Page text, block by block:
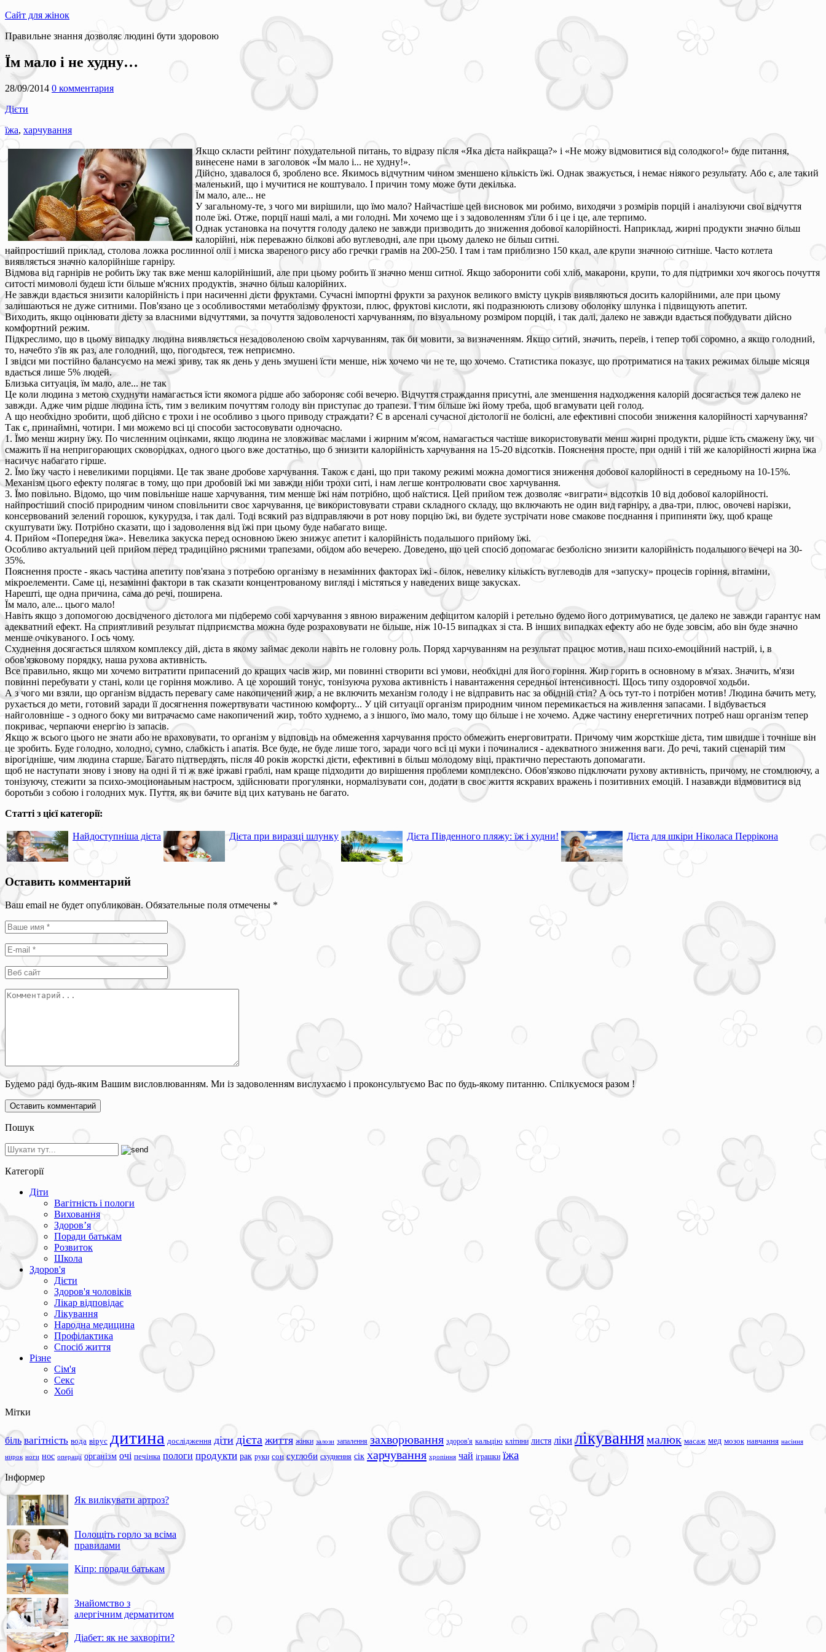
Сайт для жінок
Правильне знання дозволяє людині бути здоровою
Їм мало і не худну…
28/09/2014 0 комментария
Дієти
їжа, харчування
Якщо скласти рейтинг похудательной питань, то відразу після «Яка дієта найкраща?» і «Не можу відмовитися від солодкого!» буде питання,
винесене нами в заголовок «Їм мало і... не худну!».
Дійсно, здавалося б, зроблено все. Якимось відчутним чином зменшено кількість їжі. Однак зважується, і немає ніякого результату. Або є, але такий
маленький, що і мучитися не коштувало. І причин тому може бути декілька.
Їм мало, але... не
У загальному-те, з чого ми вирішили, що їмо мало? Найчастіше цей висновок ми робимо, виходячи з розмірів порцій і аналізуючи свої відчуття
поле їжі. Отже, порції наші малі, а ми голодні. Ми хочемо ще і з задоволенням з'їли б і це і це, але терпимо.
Однак установка на почуття голоду далеко не завжди призводить до зниження добової калорійності. Наприклад, жирні продукти значно більш
калорійні, ніж переважно білкові або вуглеводні, але при цьому далеко не більш ситні.
найпростіший приклад, столова ложка рослинної олії і миска звареного рису або гречки грамів на 200-250. І там і там приблизно 150 ккал, але крупи значною ситніше. Часто котлета
виявляється значно калорійніше гарніру.
Відмова від гарнірів не робить їжу так вже менш калорійніший, але при цьому робить її значно менш ситної. Якщо заборонити собі хліб, макарони, крупи, то для підтримки хоч якогось почуття
ситості мимоволі будеш їсти більше м'ясних продуктів, значно більш калорійних.
Не завжди вдається знизити калорійність і при насиченні дієти фруктами. Сучасні імпортні фрукти за рахунок великого вмісту цукрів виявляються досить калорійними, але при цьому
залишаються не дуже ситними. Пов'язано це з особливостями метаболізму фруктози, плюс, фруктові кислоти, які подразнюють слизову оболонку шлунка і підвищують апетит.
Виходить, якщо оцінювати дієту за власними відчуттями, за почуття задоволеності харчуванням, по візуальному розміром порцій, і так далі, далеко не завжди вдається побудувати дійсно
комфортний режим.
Підкреслимо, що в цьому випадку людина виявляється незадоволеною своїм харчуванням, так би мовити, за визначенням. Якщо ситий, значить, переїв, і тепер тобі соромно, а якщо голодний,
то, начебто з'їв як раз, але голодний, що, погодьтеся, теж неприємно.
І звідси ми постійно балансуємо на межі зриву, так як день у день змушені їсти менше, ніж хочемо чи не те, що хочемо. Статистика показує, що протриматися на таких режимах більше місяця
вдається лише 5% людей.
Близька ситуація, їм мало, але... не так
Це коли людина з метою схуднути намагається їсти якомога рідше або забороняє собі вечерю. Відчуття страждання присутні, але зменшення надходження калорій досягається теж далеко не
завжди. Адже чим рідше людина їсть, тим з великим почуттям голоду він приступає до трапези. І тим більше їжі йому треба, щоб вгамувати цей голод.
А що необхідно зробити, щоб дійсно є трохи і не особливо з цього приводу страждати? Є в арсеналі сучасної дієтології не болісні, але ефективні способи зниження калорійності харчування?
Так є, принаймні, чотири. І ми можемо всі ці способи застосовувати одночасно.
1. Їмо менш жирну їжу. По численним оцінками, якщо людина не зловживає маслами і жирним м'ясом, намагається частіше використовувати менш жирні продукти, рідше їсть смажену їжу, чи
смажить її на непригорающих сковорідках, одного цього вже достатньо, що б знизити калорійність харчування на 15-20 відсотків. Пояснення просте, при одній і тій же калорійності жирна їжа
насичує набагато гірше.
2. Їмо їжу часто і невеликими порціями. Це так зване дробове харчування. Також є дані, що при такому режимі можна домогтися зниження добової калорійності в середньому на 10-15%.
Механізм цього ефекту полягає в тому, що при дробовій їжі ми завжди ніби трохи ситі, і нам легше контролювати своє харчування.
3. Їмо повільно. Відомо, що чим повільніше наше харчування, тим менше їжі нам потрібно, щоб наїстися. Цей прийом теж дозволяє «виграти» відсотків 10 від добової калорійності.
найпростіший спосіб природним чином сповільнити своє харчування, це використовувати страви складного складу, що включають не один вид гарніру, а два-три, плюс, овочеві нарізки,
консервований зелений горошок, кукурудза, і так далі. Тоді всякий раз відправляючи в рот нову порцію їжі, ви будете зустрічати нове смакове поєднання і припиняти їжу, щоб краще
скуштувати їжу. Потрібно сказати, що і задоволення від їжі при цьому буде набагато вище.
4. Прийом «Попередня їжа». Невелика закуска перед основною їжею знижує апетит і калорійність подальшого прийому їжі.
Особливо актуальний цей прийом перед традиційно рясними трапезами, обідом або вечерею. Доведено, що цей спосіб допомагає безболісно знизити калорійність подальшого вечері на 30-
35%.
Пояснення просте - якась частина апетиту пов'язана з потребою організму в незамінних факторах їжі - білок, невелику кількість вуглеводів для «запуску» процесів горіння, вітаміни,
мікроелементи. Саме ці, незамінні фактори в так сказати концентрованому вигляді і містяться у наведених вище закусках.
Нарешті, ще одна причина, сама до речі, поширена.
Їм мало, але... цього мало!
Навіть якщо з допомогою досвідченого дієтолога ми підберемо собі харчування з явною вираженим дефіцитом калорій і ретельно будемо його дотримуватися, це далеко не завжди гарантує нам
адекватний ефект. На сприятливий результат підприємства можна буде розраховувати не більше, ніж 10-15 випадках зі ста. В інших випадках ефекту або не буде зовсім, або він буде значно
менше очікуваного. І ось чому.
Схуднення досягається шляхом комплексу дій, дієта в якому займає деколи навіть не головну роль. Поряд харчуванням на результат працює мотив, наш психо-емоційний настрій, і, в
обов'язковому порядку, наша рухова активність.
Все правильно, якщо ми хочемо витратити припасений до кращих часів жир, ми повинні створити всі умови, необхідні для його горіння. Жир горить в основному в м'язах. Значить, м'язи
повинні перебувати у стані, коли це горіння можливо. А це хороший тонус, тонізуюча рухова активність і навантаження середньої інтенсивності. Щось типу оздоровчої ходьби.
А з чого ми взяли, що організм віддасть перевагу саме накопичений жир, а не включить механізм голоду і не відправить нас за обідній стіл? А ось тут-то і потрібен мотив! Людина бачить мету,
рухається до мети, готовий заради її досягнення пожертвувати частиною комфорту... У цій ситуації організм природним чином перемикається на живлення запасами. І відбувається
найголовніше - з одного боку ми витрачаємо саме накопичений жир, тобто худнемо, а з іншого, їмо мало, тому що більше і не хочемо. Адже частину енергетичних потреб наш організм тепер
покриває, черпаючи енергію із запасів.
Якщо ж всього цього не знати або не враховувати, то організм у відповідь на обмеження харчування просто обмежить енерговитрати. Причому чим жорсткіше дієта, тим швидше і точніше він
це зробить. Буде голодно, холодно, сумно, слабкість і апатія. Все буде, не буде лише того, заради чого всі ці муки і починалися - адекватного зниження ваги. До речі, такий сценарій тим
вірогідніше, чим людина старше. Багато підтвердять, після 40 років жорсткі дієти, ефективні в більш молодому віці, практично перестають допомагати.
щоб не наступати знову і знову на одні й ті ж вже іржаві граблі, нам краще підходити до вирішення проблеми комплексно. Обов'язково підключати рухову активність, причому, не стомлюючу, а
тонізуючу, стежити за психо-эмоционаьным настроєм, здійснювати прогулянки, нормалізувати сон, додати в своє життя яскравих вражень і позитивних емоцій. І назавжди відмовитися від
боротьби з собою і голодних мук. Пуття, як ви бачите від цих катувань не багато.
Статті з цієї категорії:
Найдоступніша дієта Дієта при виразці шлунку Дієта Південного пляжу: їж і худни! Дієта для шкіри Ніколаса Перрікона
Оставить комментарий
Ваш email не будет опубликован. Обязательные поля отмечены *
Будемо раді будь-яким Вашим висловлюванням. Ми із задоволенням вислухаємо і проконсультуємо Вас по будь-якому питанню. Спілкуємося разом !
Пошук
Категорії
Діти
Вагітність і пологи
Виховання
Здоров’я
Поради батькам
Розвиток
Школа
Здоров'я
Дієти
Здоров'я чоловіків
Лікар відповідає
Лікування
Народна медицина
Профілактика
Спосіб життя
Різне
Сім'я
Секс
Хобі
Мітки
біль вагітність вода вірус дитина дослідження діти дієта життя жінки залози запалення захворювання здоров'я кальцію клітини листя ліки лікуваннямалюк масаж мед мозок навчання насіння
нирок ноги нос операції організм очі печінка пологи продукти рак руки сон суглоби схуднення сік харчування хропіння чай іграшки їжа
Інформер
Як вилікувати артроз?
Полощіть горло за всіма
правилами
Кіпр: поради батькам
Знайомство з
алергічним дерматитом
Діабет: як не захворіти?